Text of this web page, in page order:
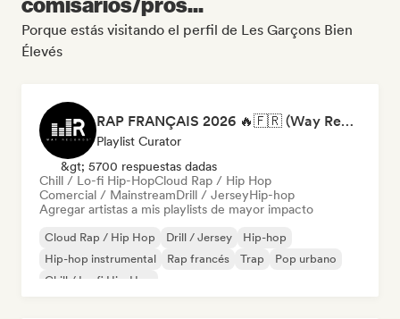
Porque estás visitando el perfil de Les Garçons Bien
Élevés
RAP FRANÇAIS 2026 🔥🇫🇷 (Way Records)
Playlist Curator
&gt; 5700 respuestas dadas
Chill / Lo-fi Hip-HopCloud Rap / Hip Hop
Comercial / MainstreamDrill / JerseyHip-hop
Agregar artistas a mis playlists de mayor impacto
Cloud Rap / Hip Hop Drill / Jersey
Hip-hop
Hip-hop instrumental
Rap francés Trap
Pop urbano
Chill / Lo-fi Hip-Hop